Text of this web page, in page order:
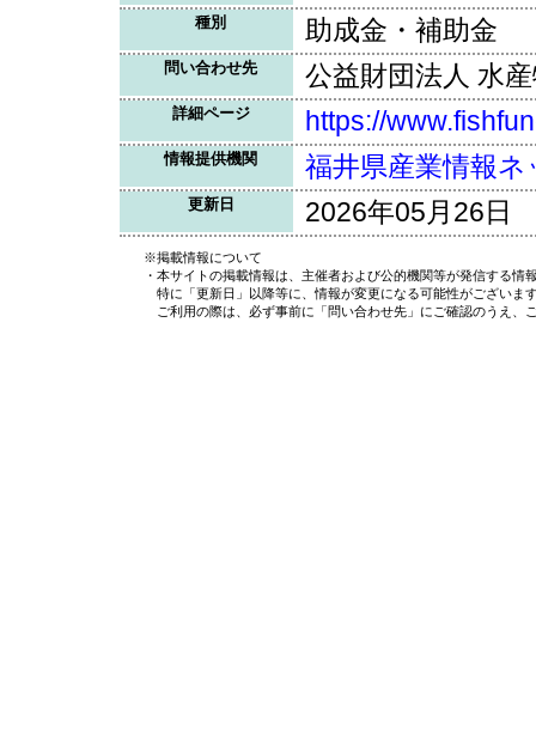
種別 助成金・補助金
問い合わせ先 公益財団法人 水
詳細ページ https://
情報提供機関 福井県産業情報
更新日 2026年05月26日
※掲載情報について
・本サイトの掲載情報は、主催者および公的機関等が発信する
特に「更新日」以降等に、情報が変更になる可能性がございま
ご利用の際は、必ず事前に「問い合わせ先」にご確認のうえ、